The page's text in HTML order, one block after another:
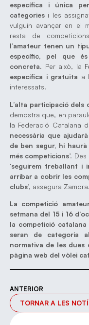
específica i única
categories i les
vulguin avançar en el
resta de
l’amateur tenen un
específic, pel que
concreta. Per això, la
específica i gratuïta a
interessats.
L’alta participació
demostra que, en
la Federació Catalana
necessària que
de ben segur, hi
més competicions’.
‘seguirem treballant i
arribar a cobrir les
clubs’, assegura Zamora.
La competició
setmana del 15 i 16
la competició
seran de categoria
normativa de les dues
pàgina web del vòlei
ANTERIOR
TORNAR A LES